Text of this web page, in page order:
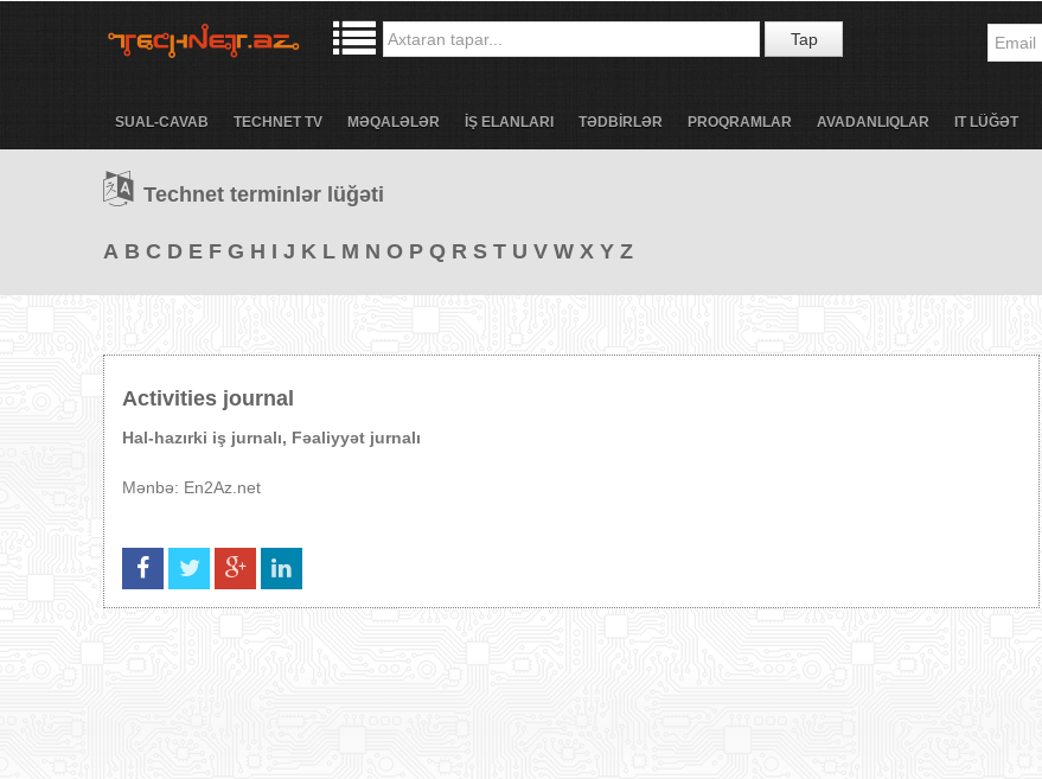
Tap
SUAL-CAVAB TECHNET TV MƏQALƏLƏR İŞ ELANLARI TƏDBİRLƏR PROQRAMLAR AVADANLIQLAR IT LÜĞƏT
Technet terminlər lüğəti
A B C D E F G H I J K L M N O P Q R S T U V W X Y Z
Activities journal
Hal-hazırki iş jurnalı, Fəaliyyət jurnalı
Mənbə: En2Az.net